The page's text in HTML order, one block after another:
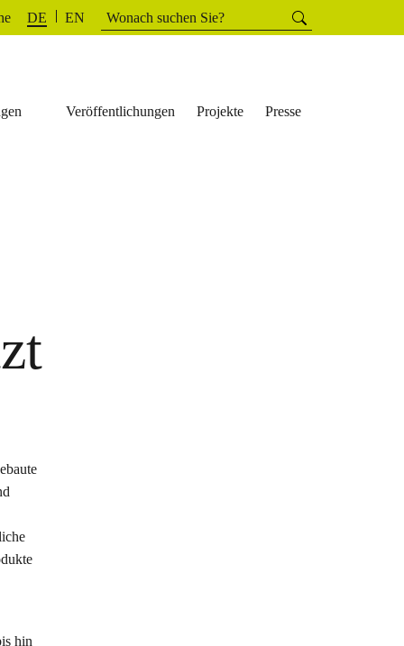
Suchen
nach:
Suchen
DE EN
Veröffentlichungen Projekte Presse
hin